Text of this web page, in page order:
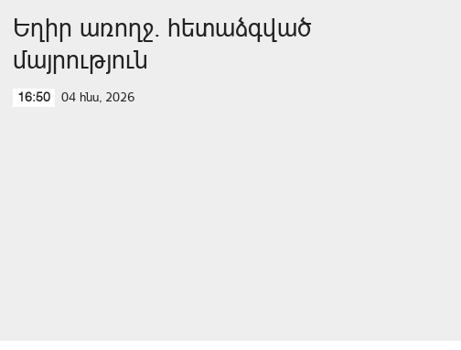
Եղիր առողջ. հետաձգված
մայրություն
16:50 04 հնս, 2026